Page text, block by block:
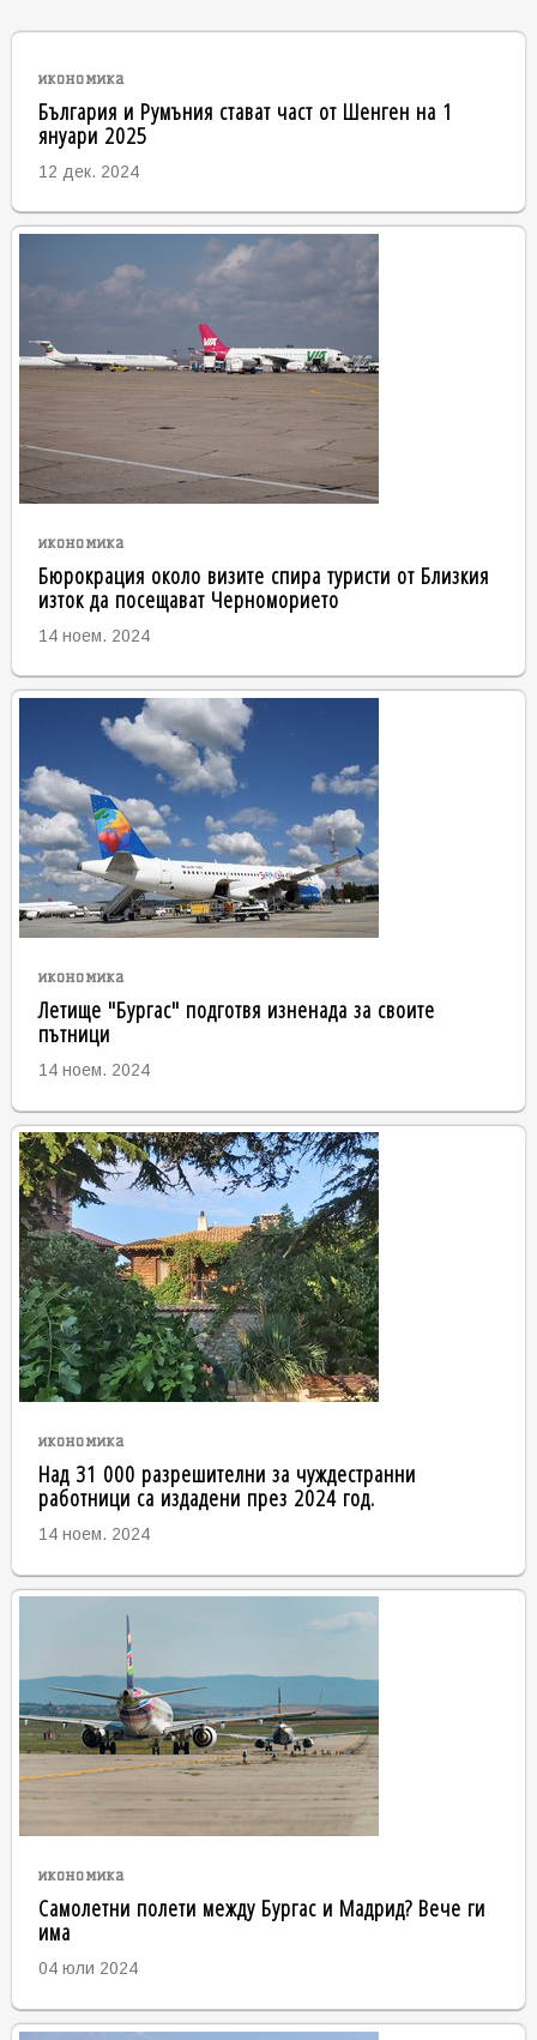
икономика
България и Румъния стават част от Шенген на 1
януари 2025
12 дек. 2024
икономика
Бюрокрация около визите спира туристи от Близкия
изток да посещават Черноморието
14 ноем. 2024
икономика
Летище "Бургас" подготвя изненада за своите
пътници
14 ноем. 2024
икономика
Над 31 000 разрешителни за чуждестранни
работници са издадени през 2024 год.
14 ноем. 2024
икономика
Самолетни полети между Бургас и Мадрид? Вече ги
има
04 юли 2024